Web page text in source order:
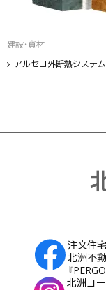
建設・資材
アルセコ外断熱システム
フッター
注文住
北洲不
『
北洲コ